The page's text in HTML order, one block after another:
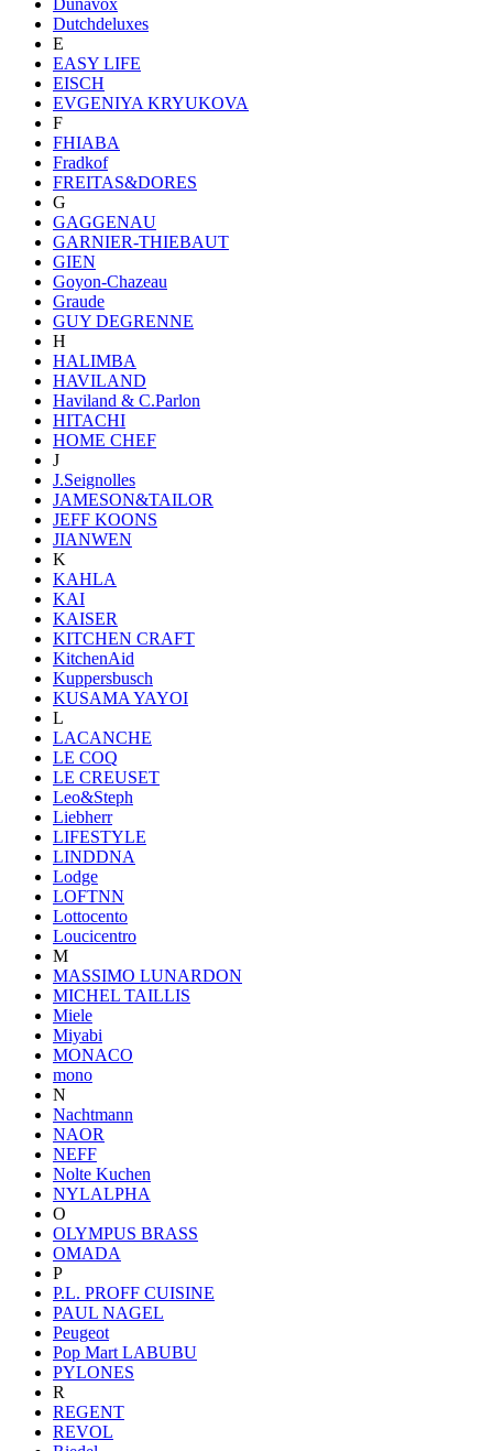
Dutchdeluxes
E
EASY LIFE
EISCH
EVGENIYA KRYUKOVA
F
FHIABA
Fradkof
FREITAS&DORES
G
GAGGENAU
GARNIER-THIEBAUT
GIEN
Goyon-Chazeau
Graude
GUY DEGRENNE
H
HALIMBA
HAVILAND
Haviland & C.Parlon
HITACHI
HOME CHEF
J
J.Seignolles
JAMESON&TAILOR
JEFF KOONS
JIANWEN
K
KAHLA
KAI
KAISER
KITCHEN CRAFT
KitchenAid
Kuppersbusch
KUSAMA YAYOI
L
LACANCHE
LE COQ
LE CREUSET
Leo&Steph
Liebherr
LIFESTYLE
LINDDNA
Lodge
LOFTNN
Lottocento
Loucicentro
M
MASSIMO LUNARDON
MICHEL TAILLIS
Miele
Miyabi
MONACO
mono
N
Nachtmann
NAOR
NEFF
Nolte Kuchen
NYLALPHA
O
OLYMPUS BRASS
OMADA
P
P.L. PROFF CUISINE
PAUL NAGEL
Peugeot
Pop Mart LABUBU
PYLONES
R
REGENT
REVOL